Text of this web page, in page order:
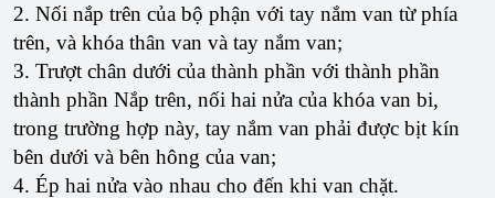
2. Nối nắp trên của bộ phận với tay nắm van từ phía
trên, và khóa thân van và tay nắm van;
3. Trượt chân dưới của thành phần với thành phần
thành phần Nắp trên, nối hai nửa của khóa van bi,
trong trường hợp này, tay nắm van phải được bịt kín
bên dưới và bên hông của van;
4. Ép hai nửa vào nhau cho đến khi van chặt.